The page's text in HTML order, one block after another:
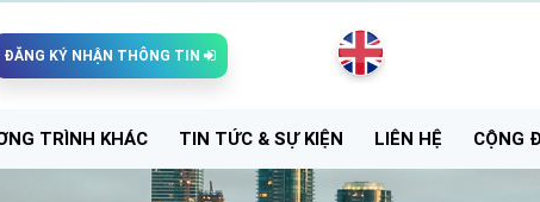
ĐĂNG KÝ NHẬN THÔNG TIN
TRÌNH KHÁC TIN TỨC & SỰ KIỆN LIÊN HỆ CỘNG